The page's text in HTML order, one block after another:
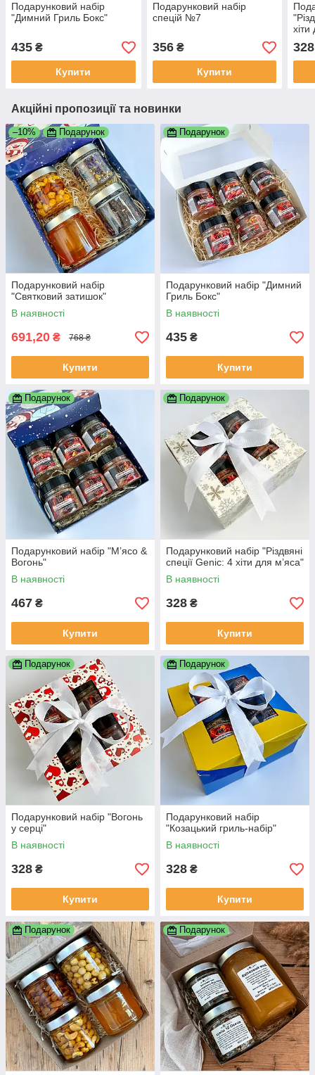
Подарунковий набір
"Димний Гриль Бокс"
435 ₴
Купити
Подарунковий набір
спецій №7
356₴
Купити
328
Акційні пропозиції та новинки
–10% Подарунок
Подарунковий набір
"Святковий затишок"
В наявності
691,20 ₴ 768 ₴
Купити
Подарунок
Подарунковий набір "Димний
Гриль Бокс"
В наявності
435 ₴
Купити
Подарунок
Подарунковий набір "М’ясо &
Вогонь"
В наявності
467 ₴
Купити
Подарунок
Подарунковий набір "Різдвяні
спеції Genic: 4 хіти для м’яса"
В наявності
328 ₴
Купити
Подарунок
Подарунковий набір "Вогонь
у серці"
В наявності
328 ₴
Купити
Подарунок
Подарунковий набір
"Козацький гриль-набір"
В наявності
328 ₴
Купити
Подарунок Подарунок